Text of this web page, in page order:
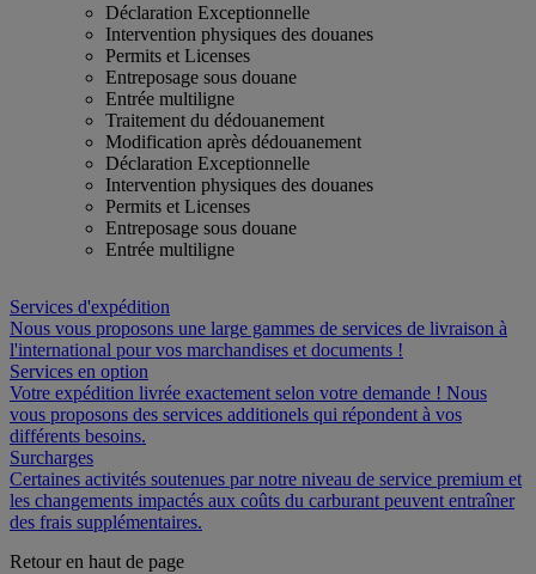
Déclaration Exceptionnelle
Intervention physiques des douanes
Permits et Licenses
Entreposage sous douane
Entrée multiligne
Traitement du dédouanement
Modification après dédouanement
Déclaration Exceptionnelle
Intervention physiques des douanes
Permits et Licenses
Entreposage sous douane
Entrée multiligne
Services d'expédition
Nous vous proposons une large gammes de services de livraison à
l'international pour vos marchandises et documents !
Services en option
Votre expédition livrée exactement selon votre demande ! Nous
vous proposons des services additionels qui répondent à vos
différents besoins.
Surcharges
Certaines activités soutenues par notre niveau de service premium et
les changements impactés aux coûts du carburant peuvent entraîner
des frais supplémentaires.
Retour en haut de page